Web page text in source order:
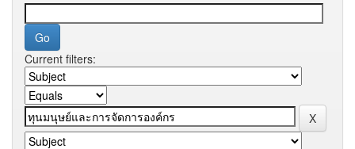
Current filters: